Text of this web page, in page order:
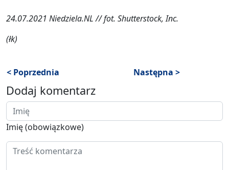
24.07.2021 Niedziela.NL // fot. Shutterstock, Inc.
(łk)
< Poprzednia Następna >
Dodaj komentarz
Imię (obowiązkowe)